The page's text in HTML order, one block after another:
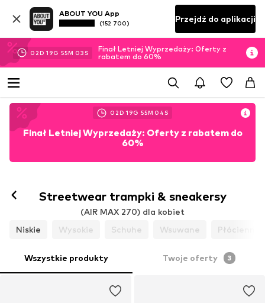
ABOUT YOU App
(152 700) Przejdź do aplikacji
02D 19G 55M 03 S
Finał Letniej Wyprzedaży: Oferty z
rabatem do 60%
02D 19G 55M 03 S
Finał Letniej Wyprzedaży: Oferty z rabatem do
60%
Streetwear trampki & sneakersy
(AIR MAX 270) dla kobiet
Niskie
Wysokie Schuhe Wsuwane Płócienne
Wszystkie produkty Twoje oferty 3